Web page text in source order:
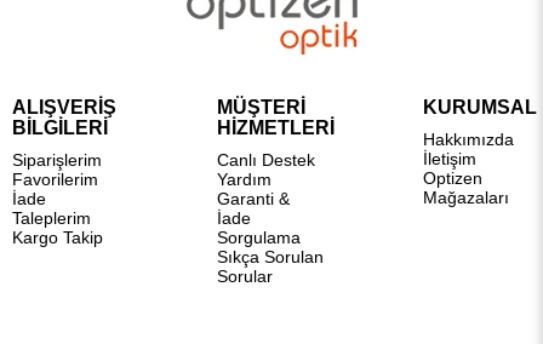
ALIŞVERİŞ
BİLGİLERİ
Siparişlerim
Favorilerim
İade
Taleplerim
Kargo Takip
MÜŞTERİ
HİZMETLERİ
Canlı Destek
Yardım
Garanti &
İade
Sorgulama
Sıkça Sorulan
Sorular
KURUMSAL
Hakkımızda
İletişim
Optizen
Mağazaları